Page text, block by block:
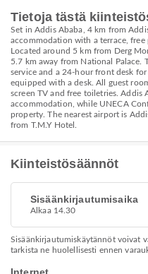
Tietoja tästä
Set in Addis Ababa, 4 km from
accommodation with a terrace, free
Located around 5 km from Derg
5.7 km away from National Palace.
service and a 24-hour front desk
equipped with a desk. All guest
screen TV and free toiletries. Addis
accommodation, while UNECA
property. The nearest airport is
from T.M.Y Hotel.
Kiinteistösäännöt
Sisäänkirjautumisaika
Alkaa 14.30
Sisäänkirjautumiskäytännöt voivat
tarkista ne huolellisesti ennen